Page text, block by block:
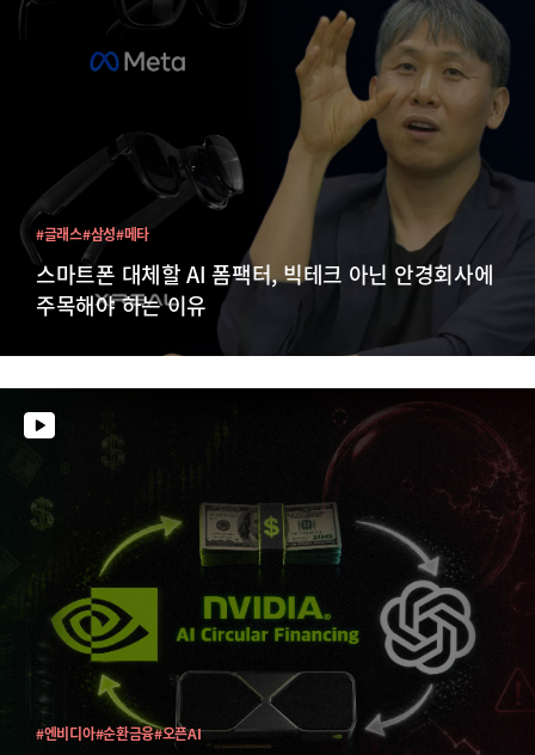
스마트폰 대체할 AI 폼팩터, 빅테크 아닌 안경회사에
주목해야 하는 이유
#글래스#삼성#메타
#엔비디아#순환금융#오픈AI